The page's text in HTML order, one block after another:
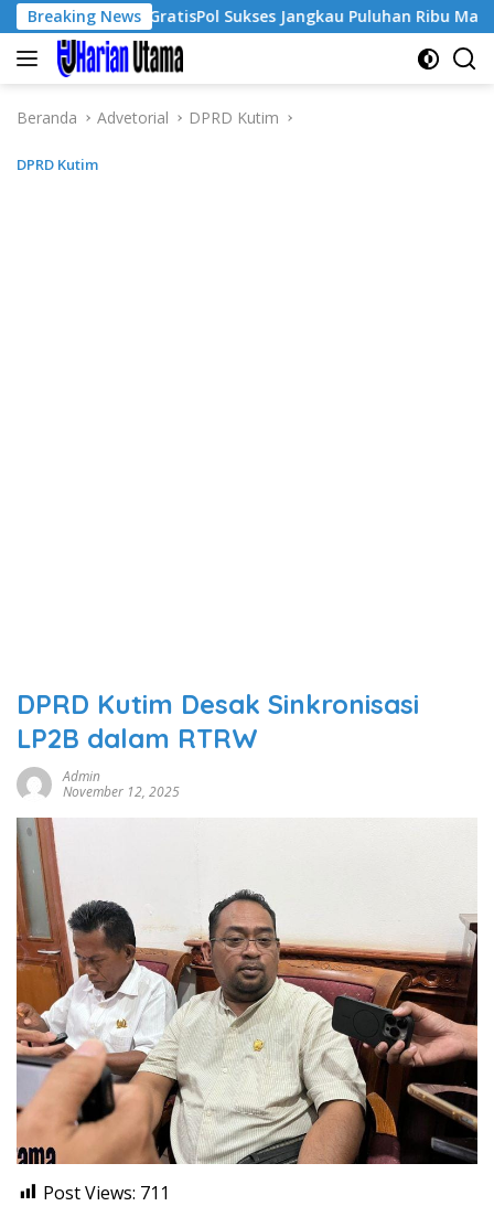
Langsung
ke
konten
Breaking News
GratisPol Sukses Jangkau Puluhan Ribu Mahasiswa,
Beranda Advetorial DPRD Kutim
DPRD Kutim
DPRD Kutim Desak Sinkronisasi
LP2B dalam RTRW
Admin
November 12, 2025
Post Views: 711